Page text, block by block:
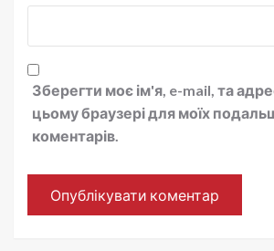
Зберегти моє ім'я, e-mail, та
цьому браузері для моїх
коментарів.